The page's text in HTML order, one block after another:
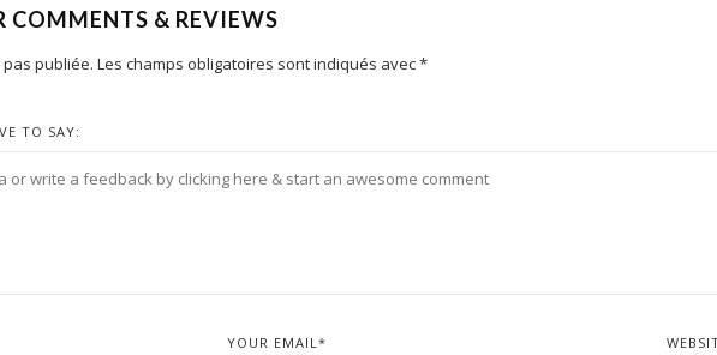
COMMENTS & REVIEWS
publiée. Les champs obligatoires sont indiqués avec*
TO SAY:
YOUR EMAIL*